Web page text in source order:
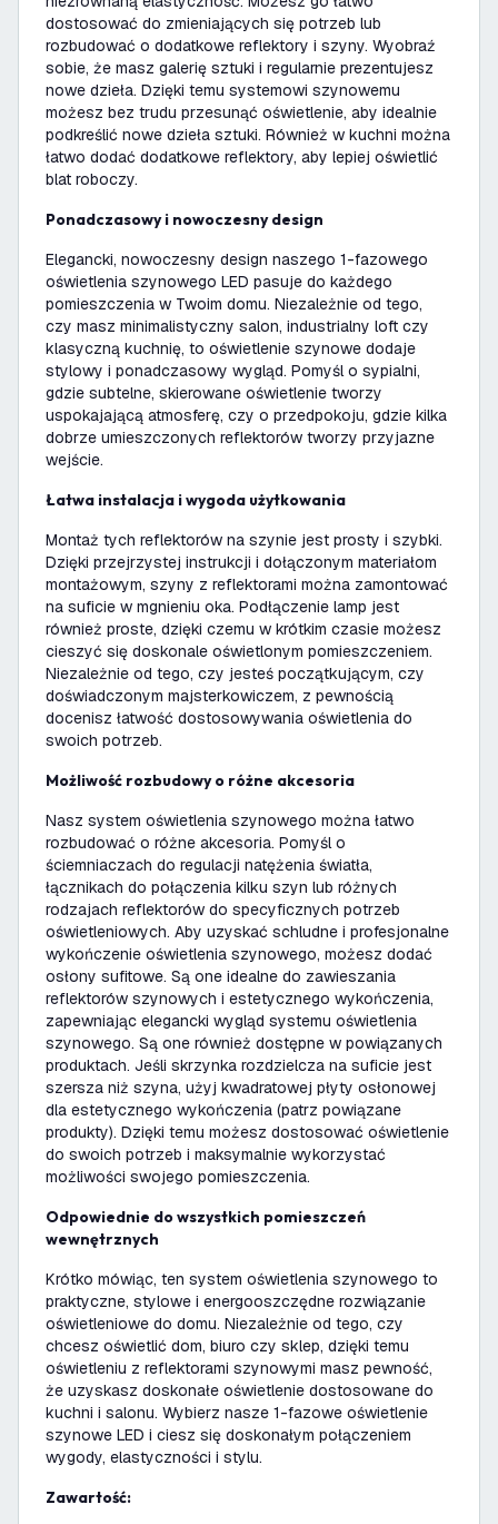
dostosować do zmieniających się potrzeb lub
rozbudować o dodatkowe reflektory i szyny. Wyobraź
sobie, że masz galerię sztuki i regularnie prezentujesz
nowe dzieła. Dzięki temu systemowi szynowemu
możesz bez trudu przesunąć oświetlenie, aby idealnie
podkreślić nowe dzieła sztuki. Również w kuchni można
łatwo dodać dodatkowe reflektory, aby lepiej oświetlić
blat roboczy.
Ponadczasowy i nowoczesny design
Elegancki, nowoczesny design naszego 1-fazowego
oświetlenia szynowego LED pasuje do każdego
pomieszczenia w Twoim domu. Niezależnie od tego,
czy masz minimalistyczny salon, industrialny loft czy
klasyczną kuchnię, to oświetlenie szynowe dodaje
stylowy i ponadczasowy wygląd. Pomyśl o sypialni,
gdzie subtelne, skierowane oświetlenie tworzy
uspokajającą atmosferę, czy o przedpokoju, gdzie kilka
dobrze umieszczonych reflektorów tworzy przyjazne
wejście.
Łatwa instalacja i wygoda użytkowania
Montaż tych reflektorów na szynie jest prosty i szybki.
Dzięki przejrzystej instrukcji i dołączonym materiałom
montażowym, szyny z reflektorami można zamontować
na suficie w mgnieniu oka. Podłączenie lamp jest
również proste, dzięki czemu w krótkim czasie możesz
cieszyć się doskonale oświetlonym pomieszczeniem.
Niezależnie od tego, czy jesteś początkującym, czy
doświadczonym majsterkowiczem, z pewnością
docenisz łatwość dostosowywania oświetlenia do
swoich potrzeb.
Możliwość rozbudowy o różne akcesoria
Nasz system oświetlenia szynowego można łatwo
rozbudować o różne akcesoria. Pomyśl o
ściemniaczach do regulacji natężenia światła,
łącznikach do połączenia kilku szyn lub różnych
rodzajach reflektorów do specyficznych potrzeb
oświetleniowych. Aby uzyskać schludne i profesjonalne
wykończenie oświetlenia szynowego, możesz dodać
osłony sufitowe. Są one idealne do zawieszania
reflektorów szynowych i estetycznego wykończenia,
zapewniając elegancki wygląd systemu oświetlenia
szynowego. Są one również dostępne w powiązanych
produktach. Jeśli skrzynka rozdzielcza na suficie jest
szersza niż szyna, użyj kwadratowej płyty osłonowej
dla estetycznego wykończenia (patrz powiązane
produkty). Dzięki temu możesz dostosować oświetlenie
do swoich potrzeb i maksymalnie wykorzystać
możliwości swojego pomieszczenia.
Odpowiednie do wszystkich pomieszczeń
wewnętrznych
Krótko mówiąc, ten system oświetlenia szynowego to
praktyczne, stylowe i energooszczędne rozwiązanie
oświetleniowe do domu. Niezależnie od tego, czy
chcesz oświetlić dom, biuro czy sklep, dzięki temu
oświetleniu z reflektorami szynowymi masz pewność,
że uzyskasz doskonałe oświetlenie dostosowane do
kuchni i salonu. Wybierz nasze 1-fazowe oświetlenie
szynowe LED i ciesz się doskonałym połączeniem
wygody, elastyczności i stylu.
Zawartość: